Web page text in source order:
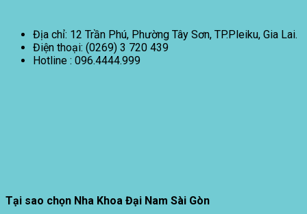
Địa chỉ: 12 Trần Phú, Phường Tây Sơn, TP.Pleiku, Gia Lai.
Điện thoại: (0269) 3 720 439
Hotline : 096.4444.999
Tại sao chọn Nha Khoa Đại Nam Sài Gòn